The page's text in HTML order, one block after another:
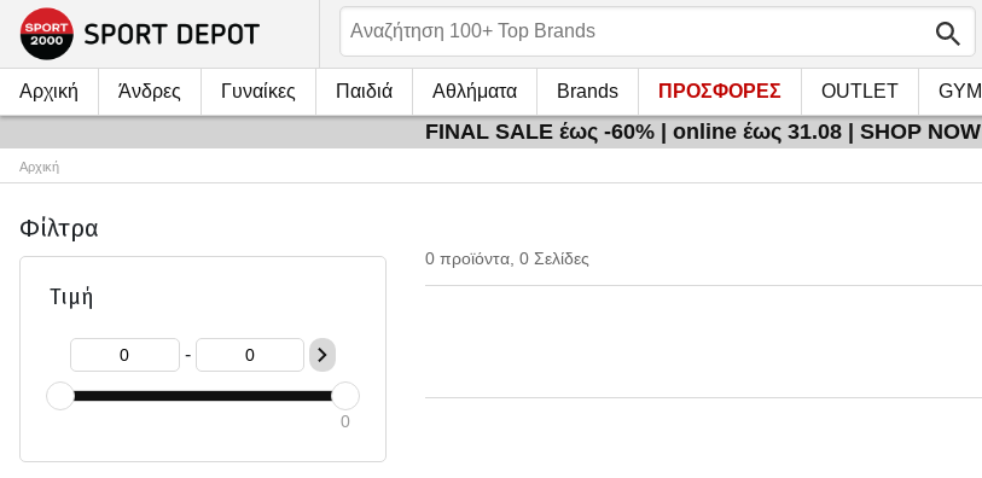
Αρχική Άνδρες Γυναίκες Παιδιά Αθλήματα Brands ΠΡΟΣΦΟΡΕΣ OUTLET GYM
FINAL SALE έως -60% | online έως 31.08 | SHOP NOW
Αρχική
Φίλτρα
Τιμή
-
0
0 προϊόντα, 0 Σελίδες